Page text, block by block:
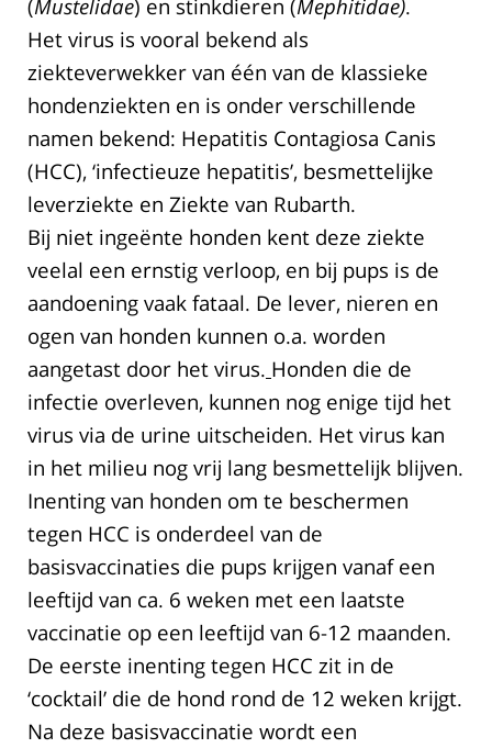
(Mustelidae) en stinkdieren (Mephitidae).
Het virus is vooral bekend als
ziekteverwekker van één van de klassieke
hondenziekten en is onder verschillende
namen bekend: Hepatitis Contagiosa Canis
(HCC), ‘infectieuze hepatitis’, besmettelijke
leverziekte en Ziekte van Rubarth.
Bij niet ingeënte honden kent deze ziekte
veelal een ernstig verloop, en bij pups is de
aandoening vaak fataal. De lever, nieren en
ogen van honden kunnen o.a. worden
aangetast door het virus. Honden die de
infectie overleven, kunnen nog enige tijd het
virus via de urine uitscheiden. Het virus kan
in het milieu nog vrij lang besmettelijk blijven.
Inenting van honden om te beschermen
tegen HCC is onderdeel van de
basisvaccinaties die pups krijgen vanaf een
leeftijd van ca. 6 weken met een laatste
vaccinatie op een leeftijd van 6-12 maanden.
De eerste inenting tegen HCC zit in de
‘cocktail’ die de hond rond de 12 weken krijgt.
Na deze basisvaccinatie wordt een